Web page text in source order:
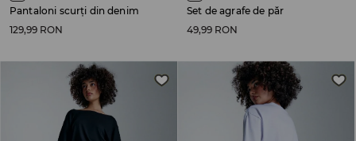
Pantaloni scurți din denim
129,99 RON
Set de agrafe de păr
49,99 RON